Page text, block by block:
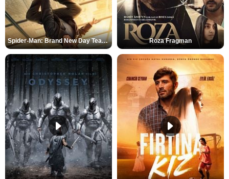
Spider-Man: Brand New Day Teaser Roza Fragman